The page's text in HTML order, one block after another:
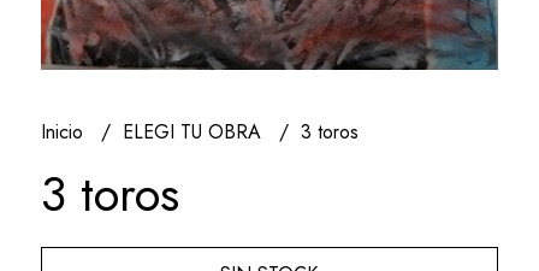
Inicio ELEGI TU OBRA 3 toros
3 toros